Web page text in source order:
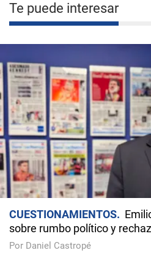
Te puede interesar
CUESTIONAMIENTOS
sobre rumbo político y
Por Daniel Castropé